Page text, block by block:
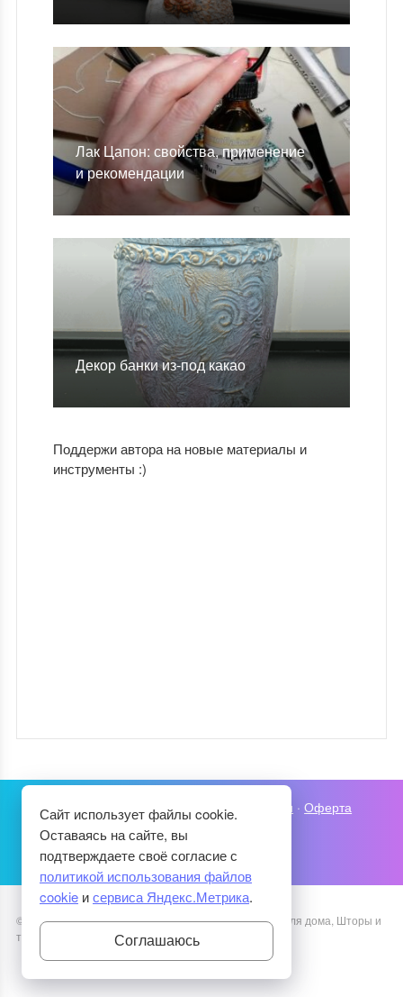
Лак Цапон: свойства, применение
и рекомендации
Декор банки из-под какао
Поддержи автора на новые материалы и
инструменты :)
Карта сайта Политика конфиденциальности ·Оферта
© 2026Уютный Дом·Рукоделие, Декупаж, Советы для дома, Шторы и
текстиль
Тема от GoodwinPress.ru
Сайт использует файлы cookie.
Оставаясь на сайте, вы
подтверждаете своё согласие с
политикой использования файлов
cookie исервиса Яндекс.Метрика.
Соглашаюсь